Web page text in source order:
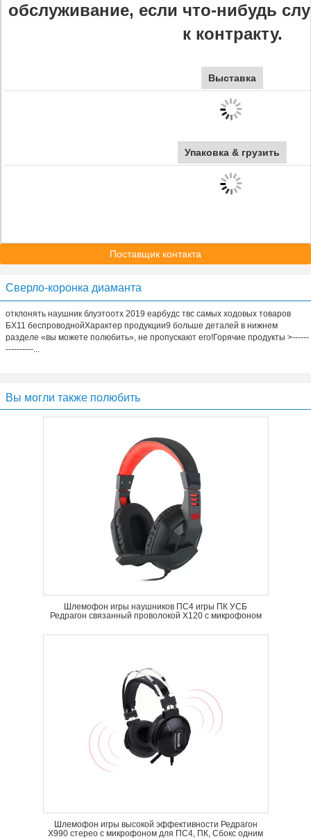
обслуживание, если что-нибудь
к контракту.
Выставка
Упаковка & грузить
Поставщик контакта
Сверло-коронка диаманта
отклонять наушник блуэтоотх 2019 еарбудс твс самых ходовых товаров
БХ11 беспроводнойХарактер продукции9 больше деталей в нижнем
разделе «вы можете полюбить», не пропускают его!Горячие продукты >------
----------...
Вы могли также полюбить
Шлемофон игры наушников ПС4 игры ПК УСБ
Редрагон связанный проволокой Х120 с микрофоном
Шлемофон игры высокой эффективности Редрагон
Х990 стерео с микрофоном для ПС4, ПК, Сбокс одним